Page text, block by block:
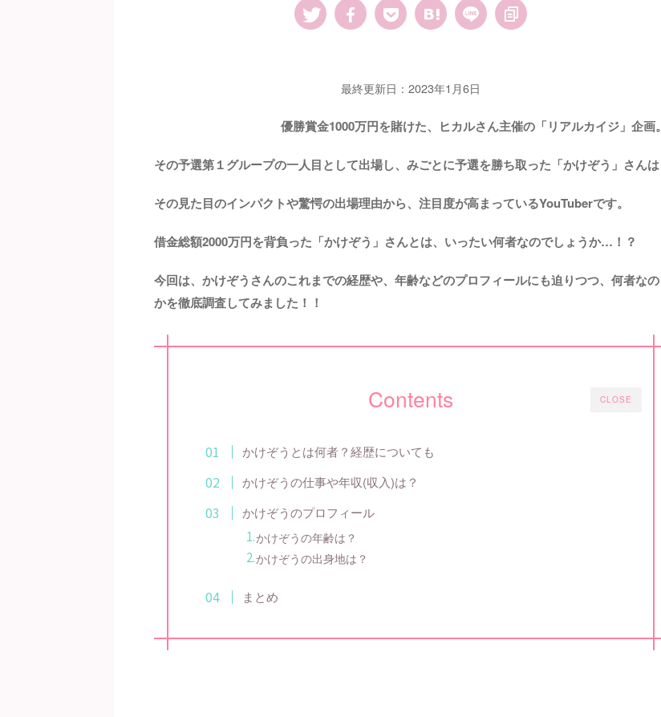
最終更新日：2023年1月6日
優勝賞金1000万円を賭けた、ヒカルさん主催の「リアルカイジ」企画。
その予選第１グループの一人目として出場し、みごとに予選を勝ち取った「かけぞう」さんは
その見た目のインパクトや驚愕の出場理由から、注目度が高まっているYouTuberです。
借金総額2000万円を背負った「かけぞう」さんとは、いったい何者なのでしょうか…！？
今回は、かけぞうさんのこれまでの経歴や、年齢などのプロフィールにも迫りつつ、何者なの
かを徹底調査してみました！！
CLOSE
Contents
かけぞうとは何者？経歴についても
かけぞうの仕事や年収(収入)は？
かけぞうのプロフィール
かけぞうの年齢は？
かけぞうの出身地は？
まとめ